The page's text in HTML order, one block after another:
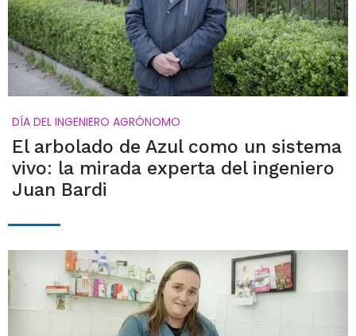
DÍA DEL INGENIERO AGRÓNOMO
El arbolado de Azul como un sistema
vivo: la mirada experta del ingeniero
Juan Bardi